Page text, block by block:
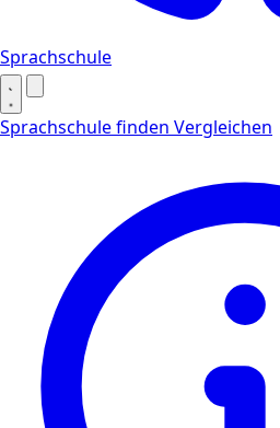
Sprachschule
Sprachschule finden Vergleichen